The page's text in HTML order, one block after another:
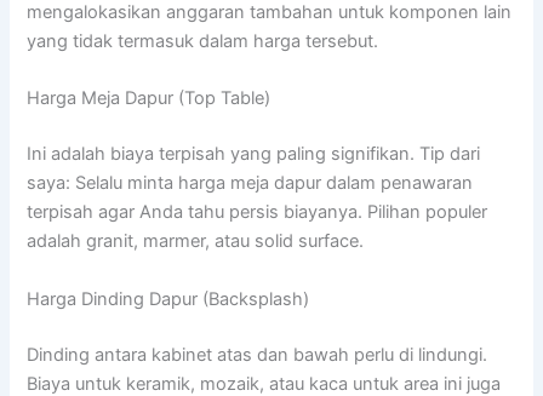
mengalokasikan anggaran tambahan untuk komponen lain
yang tidak termasuk dalam harga tersebut.
Harga Meja Dapur (Top Table)
Ini adalah biaya terpisah yang paling signifikan. Tip dari
saya: Selalu minta harga meja dapur dalam penawaran
terpisah agar Anda tahu persis biayanya. Pilihan populer
adalah granit, marmer, atau solid surface.
Harga Dinding Dapur (Backsplash)
Dinding antara kabinet atas dan bawah perlu di lindungi.
Biaya untuk keramik, mozaik, atau kaca untuk area ini juga